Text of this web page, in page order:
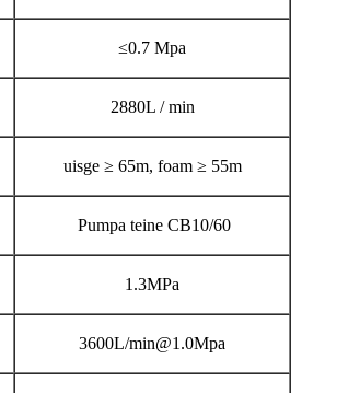
≤0.7 Mpa
2880L / min
uisge ≥ 65m, foam ≥ 55m
Pumpa teine ​​​​CB10/60
1.3MPa
3600L/min@1.0Mpa